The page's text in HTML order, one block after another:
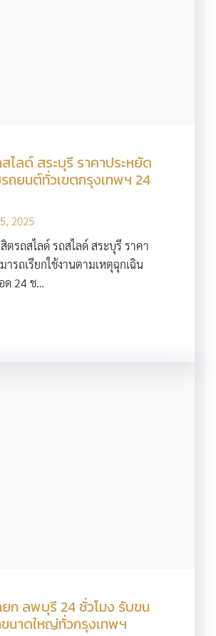
ไลด์ สระบุรี ราคาประหยัด
ถยนต์ทั่วเขตกรุงเทพฯ 24
2025
ตรถสไลด์ รถสไลด์ สระบุรี ราคา
ารถเรียกใช้งานตามเหตุฉุกเฉิน
ด 24 ช…
ก ลพบุรี 24 ชั่วโมง รับขน
นาดใหญ่ทั่วกรุงเทพฯ